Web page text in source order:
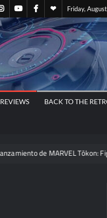
Friday,
GN@Instagram
GNOVA
Canal
de
YOUTUBE
GN@Facebook
Quienes
somos
Staff
GNOVA
REVIEWS BACK TO THE
de MARVEL Tōkon: